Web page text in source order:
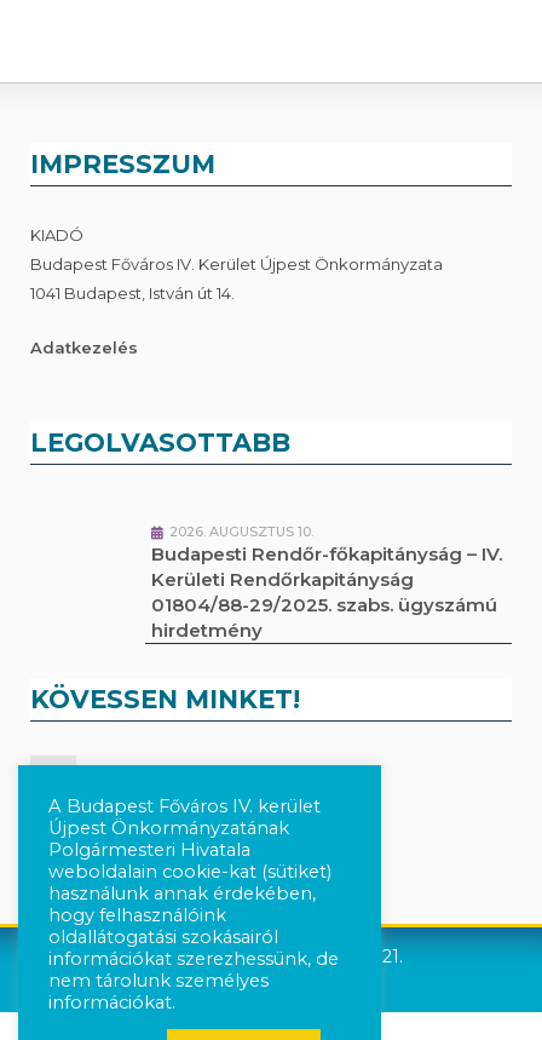
IMPRESSZUM
KIADÓ
Budapest Főváros IV. Kerület Újpest Önkormányzata
1041 Budapest, István út 14.
Adatkezelés
LEGOLVASOTTABB
2026. AUGUSZTUS 10.
Budapesti Rendőr-főkapitányság – IV.
Kerületi Rendőrkapitányság
01804/88-29/2025. szabs. ügyszámú
hirdetmény
KÖVESSEN MINKET!
Követés Instagram-on
Újpest Önkormányzata © 2021.
A Budapest Főváros IV. kerület
Újpest Önkormányzatának
Polgármesteri Hivatala
weboldalain cookie-kat (sütiket)
használunk annak érdekében,
hogy felhasználóink
oldallátogatási szokásairól
információkat szerezhessünk, de
nem tárolunk személyes
információkat.